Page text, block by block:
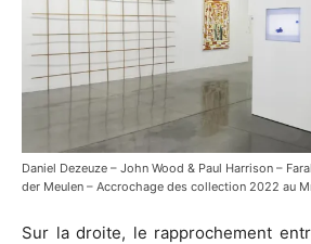
Daniel Dezeuze – John Wood & Paul Harrison –
der Meulen – Accrochage des collection 2022 au
Sur la droite, le rapprochement